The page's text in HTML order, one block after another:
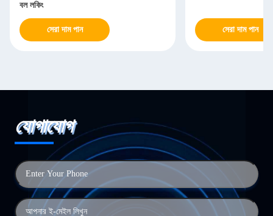
বল লকিং
সেরা দাম পান সেরা দাম পান
যোগাযোগ